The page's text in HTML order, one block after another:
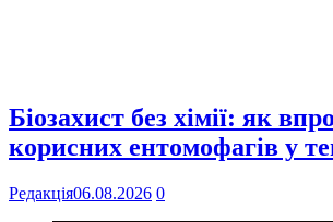
Біозахист без хімії: як
корисних ентомофагів у
Редакція06.08.2026 0